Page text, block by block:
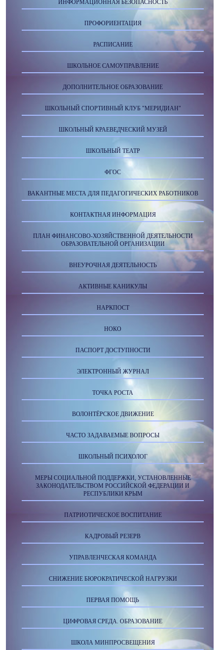
ИНФОРМАЦИОННАЯ БЕЗОПАСНОСТЬ
ПРОФОРИЕНТАЦИЯ
РАСПИСАНИЕ
ШКОЛЬНОЕ САМОУПРАВЛЕНИЕ
ДОПОЛНИТЕЛЬНОЕ ОБРАЗОВАНИЕ
ШКОЛЬНЫЙ СПОРТИВНЫЙ КЛУБ "МЕРИДИАН"
ШКОЛЬНЫЙ КРАЕВЕДЧЕСКИЙ МУЗЕЙ
ШКОЛЬНЫЙ ТЕАТР
ФГОС
ВАКАНТНЫЕ МЕСТА ДЛЯ ПЕДАГОГИЧЕСКИХ РАБОТНИКОВ
КОНТАКТНАЯ ИНФОРМАЦИЯ
ПЛАН ФИНАНСОВО-ХОЗЯЙСТВЕННОЙ ДЕЯТЕЛЬНОСТИ
ОБРАЗОВАТЕЛЬНОЙ ОРГАНИЗАЦИИ
ВНЕУРОЧНАЯ ДЕЯТЕЛЬНОСТЬ
АКТИВНЫЕ КАНИКУЛЫ
НАРКПОСТ
НОКО
ПАСПОРТ ДОСТУПНОСТИ
ЭЛЕКТРОННЫЙ ЖУРНАЛ
ТОЧКА РОСТА
ВОЛОНТЁРСКОЕ ДВИЖЕНИЕ
ЧАСТО ЗАДАВАЕМЫЕ ВОПРОСЫ
ШКОЛЬНЫЙ ПСИХОЛОГ
МЕРЫ СОЦИАЛЬНОЙ ПОДДЕРЖКИ, УСТАНОВЛЕННЫЕ
ЗАКОНОДАТЕЛЬСТВОМ РОССИЙСКОЙ ФЕДЕРАЦИИ И
РЕСПУБЛИКИ КРЫМ
ПАТРИОТИЧЕСКОЕ ВОСПИТАНИЕ
КАДРОВЫЙ РЕЗЕРВ
УПРАВЛЕНЧЕСКАЯ КОМАНДА
СНИЖЕНИЕ БЮРОКРАТИЧЕСКОЙ НАГРУЗКИ
ПЕРВАЯ ПОМОЩЬ
ЦИФРОВАЯ СРЕДА. ОБРАЗОВАНИЕ
ШКОЛА МИНПРОСВЕЩЕНИЯ